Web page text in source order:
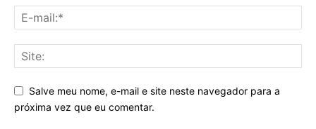
Salve meu nome, e-mail e site neste navegador para a
próxima vez que eu comentar.